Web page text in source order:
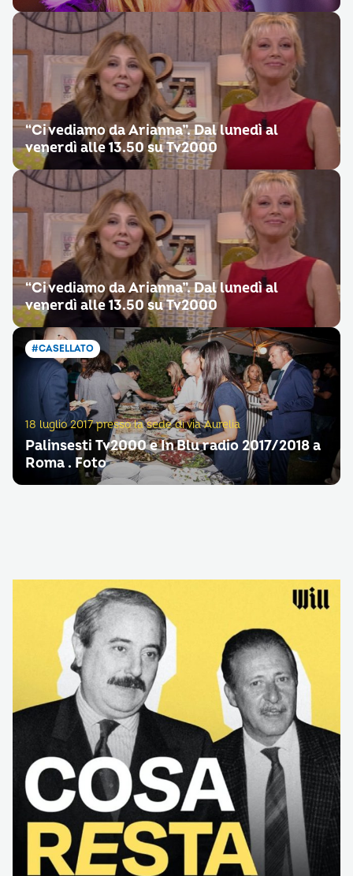
“Ci vediamo da Arianna”. Dal lunedì al
venerdì alle 13.50 su Tv2000
“Ci vediamo da Arianna”. Dal lunedì al
venerdì alle 13.50 su Tv2000
#CASELLATO
18 luglio 2017 presso la sede di via Aurelia
Palinsesti Tv2000 e In Blu radio 2017/2018 a
Roma . Foto